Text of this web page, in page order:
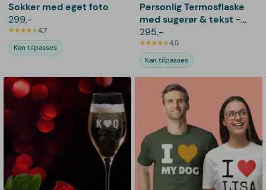
Sokker med eget foto
299,-
4,7
Kan tilpasses
Personlig Termosflaske
med sugerør & tekst -
600 ml
295,-
4,5
Kan tilpasses